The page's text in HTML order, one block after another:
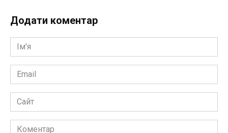
Додати коментар
Ім'я
*
Email
*
Сайт
Коментар